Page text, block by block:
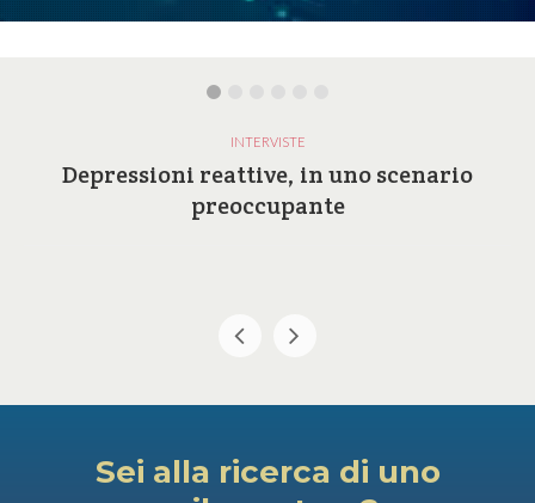
INTERVISTE
Depressioni reattive, in uno scenario
preoccupante
Sei alla ricerca di uno